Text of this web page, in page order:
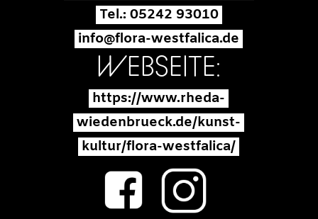
Tel.:05242 93010
info@flora-westfalica.de
WEBSEITE:
https://www.rheda-
wiedenbrueck.de/kunst-
kultur/flora-westfalica/